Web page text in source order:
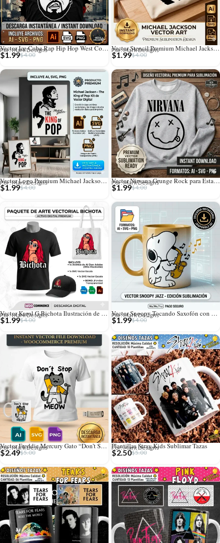
Vector Ice Cube Rap Hip Hop West Coast para Estampado y Corte
Por: Mark Designs
$4.00
$1.99
Vector Stencil Premium Michael Jackson Pop Rey del Pop
Por: Mark Designs
$4.00
$1.99
Vector Logo Premium Michael Jackson King of Pop
Por: Mark Designs
$4.00
$1.99
Vector Nirvana Grunge Rock para Estampado y Corte
Por: Mark Designs
$4.00
$1.99
Vector Karol G Bichota Ilustración de Música Urbana para Sublimación
Por: Mark Designs
$4.00
$1.99
Vector Snoopy Tocando Saxofón con Notas Musicales para Sublimación
Por: Mark Designs
$4.00
$1.99
Vector Freddie Mercury Gato “Don’t Stop Meow” para Sublimación
Por: Mark Designs
$5.00
$2.49
Plantillas Stray Kids Sublimar Tazas
Por: Mark Designs
$5.00
$2.50